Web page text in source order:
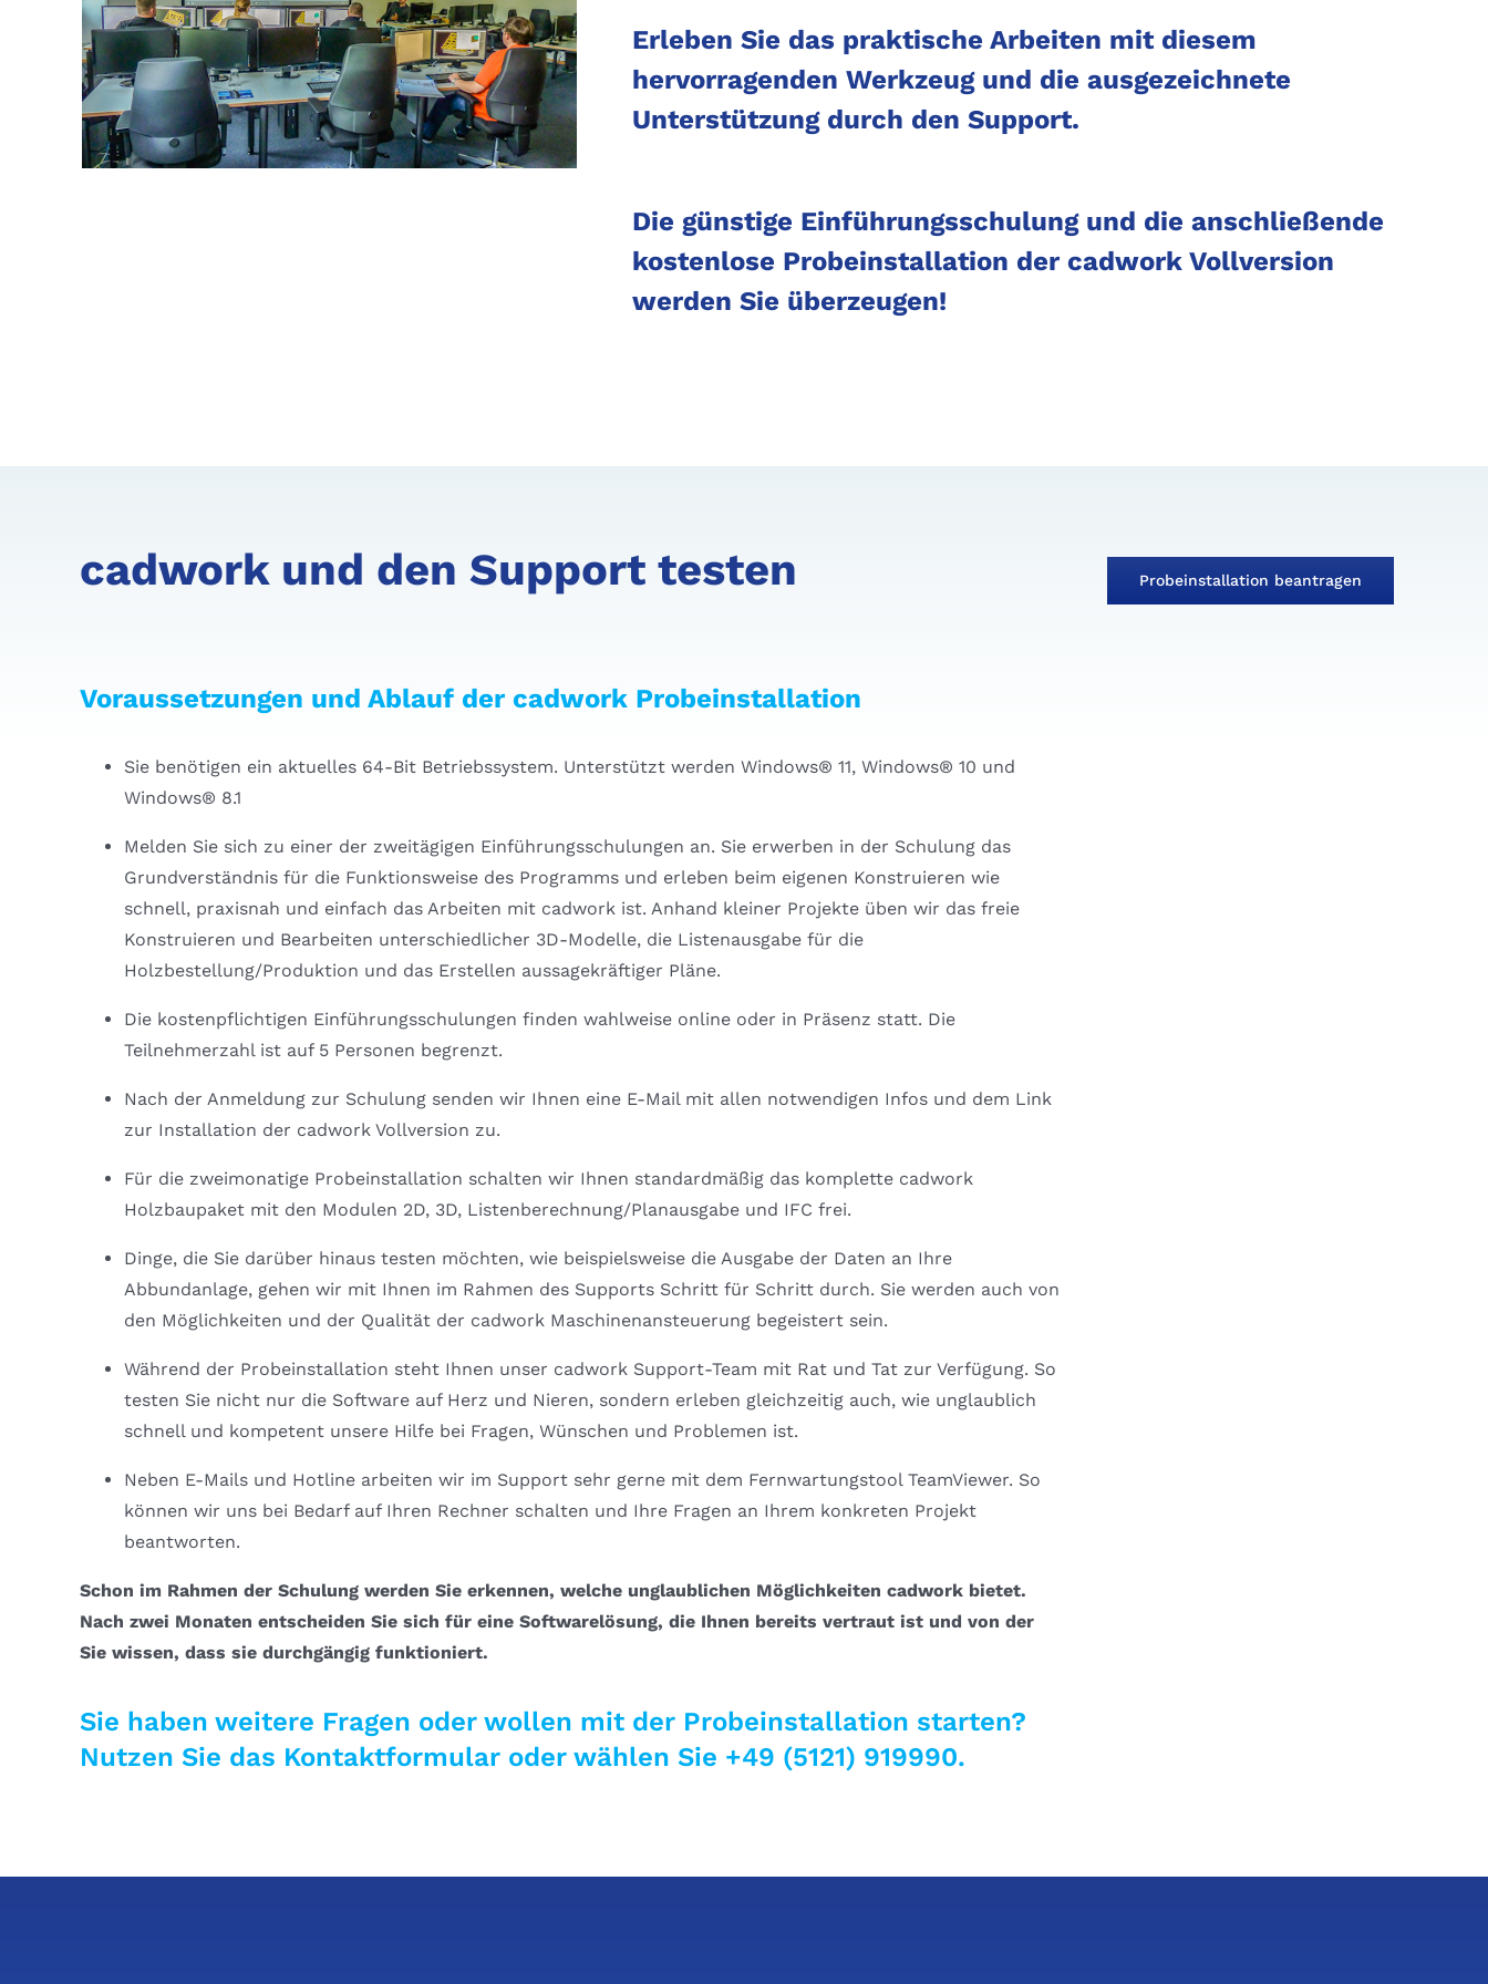
Erleben Sie das praktische Arbeiten mit diesem
hervorragenden Werkzeug und die ausgezeichnete
Unterstützung durch den Support.
Die günstige Einführungsschulung und die anschließende
kostenlose Probeinstallation der cadwork Vollversion
werden Sie überzeugen!
cadwork und den Support testen
Voraussetzungen und Ablauf der cadwork Probeinstallation
Sie benötigen ein aktuelles 64-Bit Betriebssystem. Unterstützt werden Windows® 11, Windows® 10 und
Windows® 8.1
Melden Sie sich zu einer der zweitägigen Einführungsschulungen an. Sie erwerben in der Schulung das
Grundverständnis für die Funktionsweise des Programms und erleben beim eigenen Konstruieren wie
schnell, praxisnah und einfach das Arbeiten mit cadwork ist. Anhand kleiner Projekte üben wir das freie
Konstruieren und Bearbeiten unterschiedlicher 3D-Modelle, die Listenausgabe für die
Holzbestellung/Produktion und das Erstellen aussagekräftiger Pläne.
Die kostenpflichtigen Einführungsschulungen finden wahlweise online oder in Präsenz statt. Die
Teilnehmerzahl ist auf 5 Personen begrenzt.
Nach der Anmeldung zur Schulung senden wir Ihnen eine E-Mail mit allen notwendigen Infos und dem Link
zur Installation der cadwork Vollversion zu.
Für die zweimonatige Probeinstallation schalten wir Ihnen standardmäßig das komplette cadwork
Holzbaupaket mit den Modulen 2D, 3D, Listenberechnung/Planausgabe und IFC frei.
Dinge, die Sie darüber hinaus testen möchten, wie beispielsweise die Ausgabe der Daten an Ihre
Abbundanlage, gehen wir mit Ihnen im Rahmen des Supports Schritt für Schritt durch. Sie werden auch von
den Möglichkeiten und der Qualität der cadwork Maschinenansteuerung begeistert sein.
Während der Probeinstallation steht Ihnen unser cadwork Support-Team mit Rat und Tat zur Verfügung. So
testen Sie nicht nur die Software auf Herz und Nieren, sondern erleben gleichzeitig auch, wie unglaublich
schnell und kompetent unsere Hilfe bei Fragen, Wünschen und Problemen ist.
Neben E-Mails und Hotline arbeiten wir im Support sehr gerne mit dem Fernwartungstool TeamViewer. So
können wir uns bei Bedarf auf Ihren Rechner schalten und Ihre Fragen an Ihrem konkreten Projekt
beantworten.
Schon im Rahmen der Schulung werden Sie erkennen, welche unglaublichen Möglichkeiten cadwork bietet.
Nach zwei Monaten entscheiden Sie sich für eine Softwarelösung, die Ihnen bereits vertraut ist und von der
Sie wissen, dass sie durchgängig funktioniert.
Sie haben weitere Fragen oder wollen mit der Probeinstallation starten?
Nutzen Sie das Kontaktformular oder wählen Sie +49 (5121) 919990.
Probeinstallation beantragen